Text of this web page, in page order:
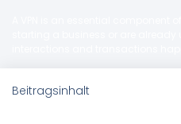
Beitragsinhalt